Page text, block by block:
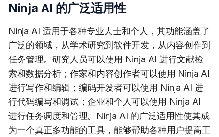
Ninja AI 的广泛适用性
Ninja AI 适用于各种专业人士和个人，其功能涵盖了
广泛的领域，从学术研究到软件开发，从内容创作到
任务管理。研究人员可以使用 Ninja AI 进行文献检
索和数据分析；作家和内容创作者可以使用 Ninja AI
进行写作和编辑；编码开发者可以使用 Ninja AI 进
行代码编写和调试；企业和个人可以使用 Ninja AI
进行任务调度和管理。Ninja AI 的广泛适用性使其成
为一个真正多功能的工具，能够帮助各种用户提高工